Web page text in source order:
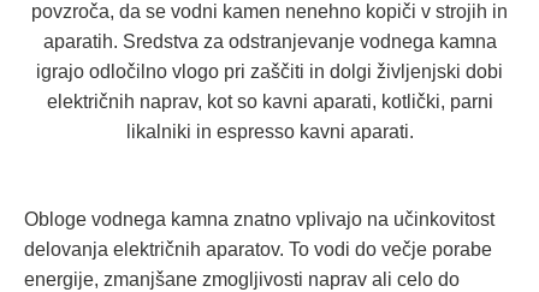
povzroča, da se vodni kamen nenehno kopiči v strojih in
aparatih. Sredstva za odstranjevanje vodnega kamna
igrajo odločilno vlogo pri zaščiti in dolgi življenjski dobi
električnih naprav, kot so kavni aparati, kotlički, parni
likalniki in espresso kavni aparati.
Obloge vodnega kamna znatno vplivajo na učinkovitost
delovanja električnih aparatov. To vodi do večje porabe
energije, zmanjšane zmogljivosti naprav ali celo do